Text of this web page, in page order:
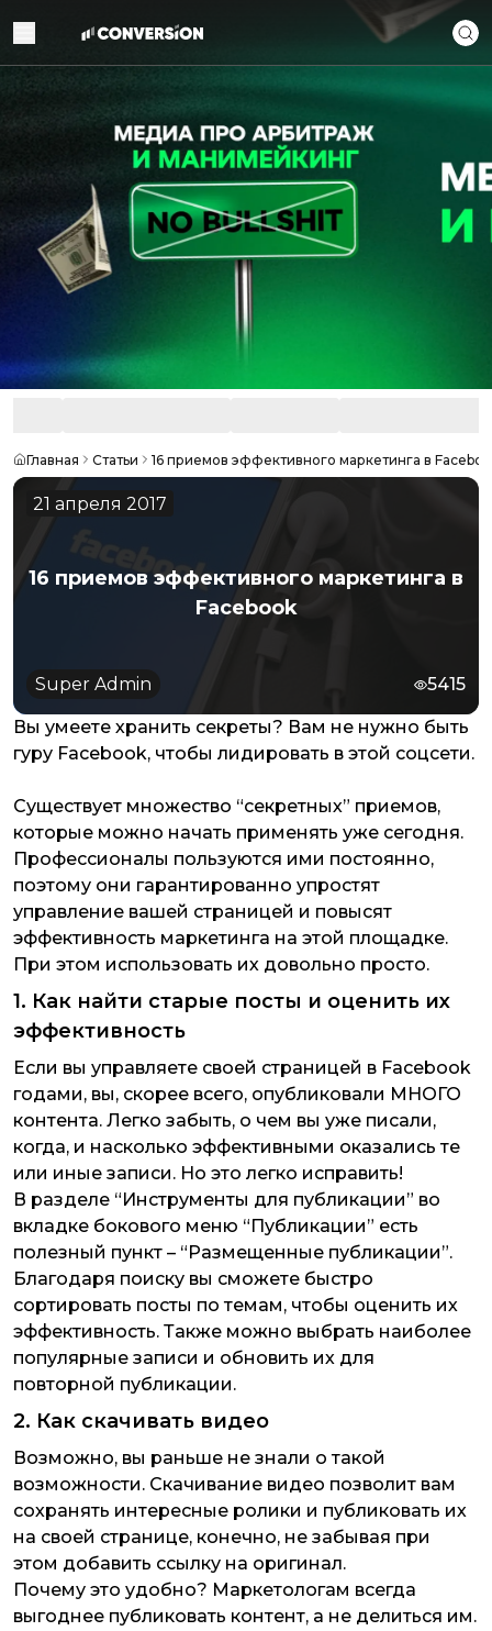
Главная Статьи 16 приемов эффективного маркетинга в
21 апреля 2017
16 приемов эффективного маркетинга в
Facebook
Super Admin 5415
Вы умеете хранить секреты? Вам не нужно быть
гуру Facebook, чтобы лидировать в этой соцсети.
Существует множество “секретных” приемов,
которые можно начать применять уже сегодня.
Профессионалы пользуются ими постоянно,
поэтому они гарантированно упростят
управление вашей страницей и повысят
эффективность маркетинга на этой площадке.
При этом использовать их довольно просто.
1. Как найти старые посты и оценить их
эффективность
Если вы управляете своей страницей в Facebook
годами, вы, скорее всего, опубликовали МНОГО
контента. Легко забыть, о чем вы уже писали,
когда, и насколько эффективными оказались те
или иные записи. Но это легко исправить!
В разделе “Инструменты для публикации” во
вкладке бокового меню “Публикации” есть
полезный пункт – “Размещенные публикации”.
Благодаря поиску вы сможете быстро
сортировать посты по темам, чтобы оценить их
эффективность. Также можно выбрать наиболее
популярные записи и обновить их для
повторной публикации.
2. Как скачивать видео
Возможно, вы раньше не знали о такой
возможности. Скачивание видео позволит вам
сохранять интересные ролики и публиковать их
на своей странице, конечно, не забывая при
этом добавить ссылку на оригинал.
Почему это удобно? Маркетологам всегда
выгоднее публиковать контент, а не делиться им.